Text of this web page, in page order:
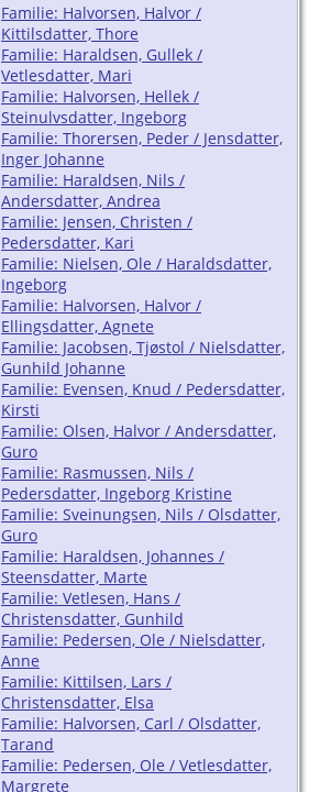
Familie: Halvorsen, Halvor /
Kittilsdatter, Thore
Familie: Haraldsen, Gullek /
Vetlesdatter, Mari
Familie: Halvorsen, Hellek /
Steinulvsdatter, Ingeborg
Familie: Thorersen, Peder / Jensdatter,
Inger Johanne
Familie: Haraldsen, Nils /
Andersdatter, Andrea
Familie: Jensen, Christen /
Pedersdatter, Kari
Familie: Nielsen, Ole / Haraldsdatter,
Ingeborg
Familie: Halvorsen, Halvor /
Ellingsdatter, Agnete
Familie: Jacobsen, Tjøstol / Nielsdatter,
Gunhild Johanne
Familie: Evensen, Knud / Pedersdatter,
Kirsti
Familie: Olsen, Halvor / Andersdatter,
Guro
Familie: Rasmussen, Nils /
Pedersdatter, Ingeborg Kristine
Familie: Sveinungsen, Nils / Olsdatter,
Guro
Familie: Haraldsen, Johannes /
Steensdatter, Marte
Familie: Vetlesen, Hans /
Christensdatter, Gunhild
Familie: Pedersen, Ole / Nielsdatter,
Anne
Familie: Kittilsen, Lars /
Christensdatter, Elsa
Familie: Halvorsen, Carl / Olsdatter,
Tarand
Familie: Pedersen, Ole / Vetlesdatter,
Margrete